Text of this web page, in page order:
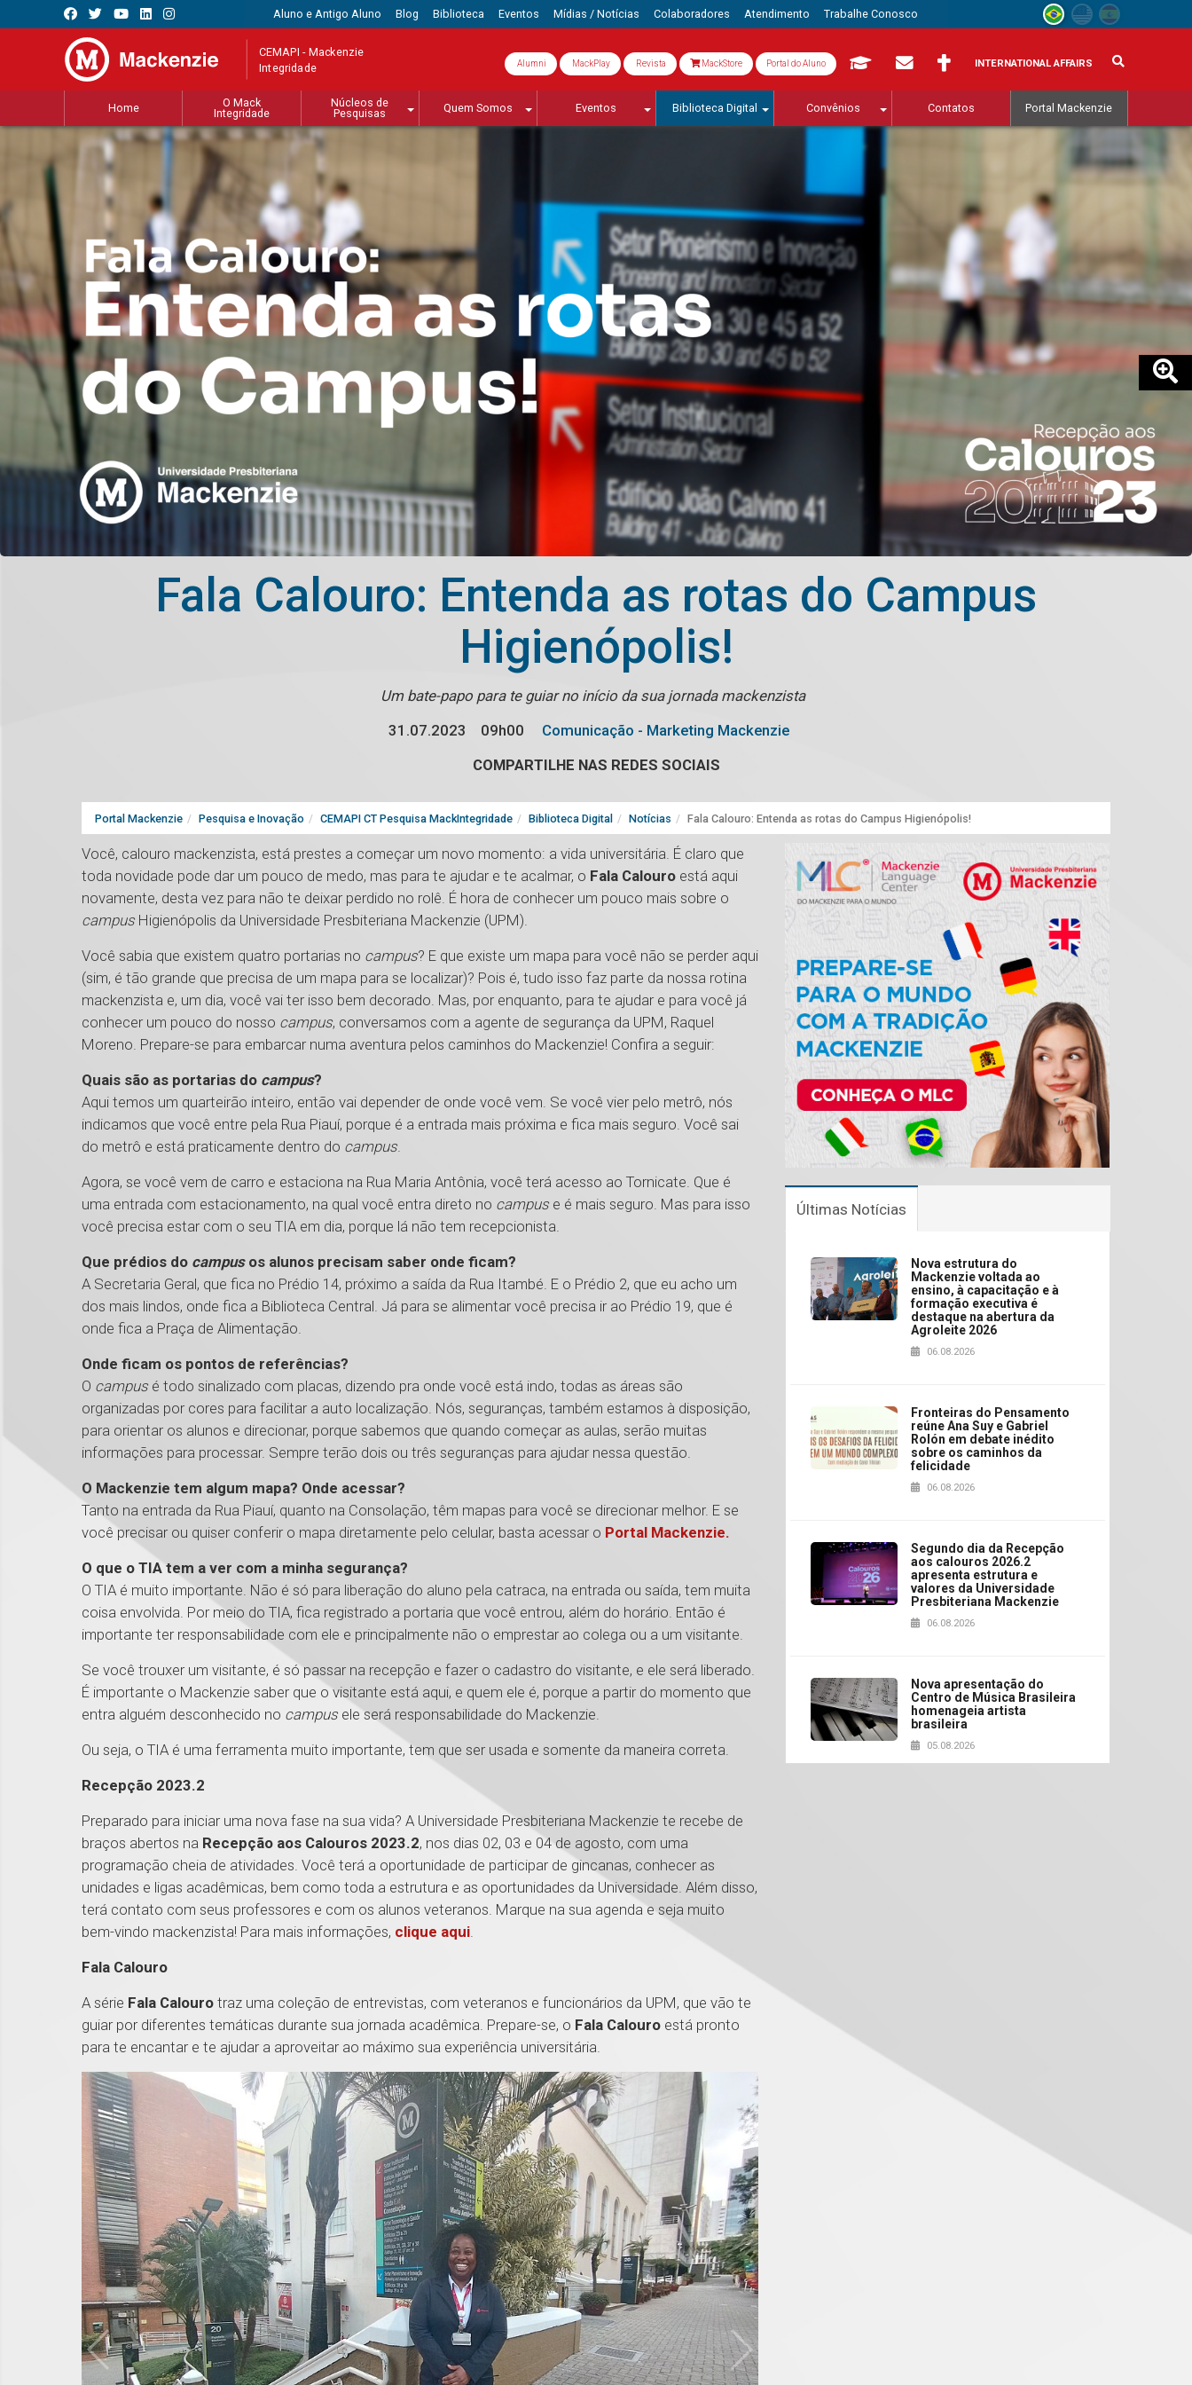
Aluno e Antigo Aluno Blog Biblioteca Eventos Mídias / Notícias Colaboradores Atendimento Trabalhe Conosco
CEMAPI - Mackenzie
Integridade Alumni MackPlay Revista MackStore Portal do Aluno INTERNATIONAL AFFAIRS
Home
O Mack
Integridade
Núcleos de
Pesquisas
Quem Somos Eventos Biblioteca Digital Convênios Contatos Portal Mackenzie
Fala Calouro: Entenda as rotas do Campus
Higienópolis!
Um bate-papo para te guiar no início da sua jornada mackenzista
31.07.2023
09h00
Comunicação - Marketing Mackenzie
COMPARTILHE NAS REDES SOCIAIS
Portal Mackenzie Pesquisa e Inovação CEMAPI CT Pesquisa MackIntegridade Biblioteca Digital Notícias Fala Calouro: Entenda as rotas do Campus Higienópolis!
Você, calouro mackenzista, está prestes a começar um novo momento: a vida universitária. É claro que
toda novidade pode dar um pouco de medo, mas para te ajudar e te acalmar, o Fala Calouro está aqui
novamente, desta vez para não te deixar perdido no rolê. É hora de conhecer um pouco mais sobre o
campus Higienópolis da Universidade Presbiteriana Mackenzie (UPM).
Você sabia que existem quatro portarias no campus? E que existe um mapa para você não se perder aqui
(sim, é tão grande que precisa de um mapa para se localizar)? Pois é, tudo isso faz parte da nossa rotina
mackenzista e, um dia, você vai ter isso bem decorado. Mas, por enquanto, para te ajudar e para você já
conhecer um pouco do nosso campus, conversamos com a agente de segurança da UPM, Raquel
Moreno. Prepare-se para embarcar numa aventura pelos caminhos do Mackenzie! Confira a seguir:
Quais são as portarias do campus?
Aqui temos um quarteirão inteiro, então vai depender de onde você vem. Se você vier pelo metrô, nós
indicamos que você entre pela Rua Piauí, porque é a entrada mais próxima e fica mais seguro. Você sai
do metrô e está praticamente dentro do campus.
Agora, se você vem de carro e estaciona na Rua Maria Antônia, você terá acesso ao Tornicate. Que é
uma entrada com estacionamento, na qual você entra direto no campus e é mais seguro. Mas para isso
você precisa estar com o seu TIA em dia, porque lá não tem recepcionista.
Que prédios do campusos alunos precisam saber onde ficam?
A Secretaria Geral, que fica no Prédio 14, próximo a saída da Rua Itambé. E o Prédio 2, que eu acho um
dos mais lindos, onde fica a Biblioteca Central. Já para se alimentar você precisa ir ao Prédio 19, que é
onde fica a Praça de Alimentação.
Onde ficam os pontos de referências?
O campus é todo sinalizado com placas, dizendo pra onde você está indo, todas as áreas são
organizadas por cores para facilitar a auto localização. Nós, seguranças, também estamos à disposição,
para orientar os alunos e direcionar, porque sabemos que quando começar as aulas, serão muitas
informações para processar. Sempre terão dois ou três seguranças para ajudar nessa questão.
O Mackenzie tem algum mapa? Onde acessar?
Tanto na entrada da Rua Piauí, quanto na Consolação, têm mapas para você se direcionar melhor. E se
você precisar ou quiser conferir o mapa diretamente pelo celular, basta acessar o Portal Mackenzie.
O que o TIA tem a ver com a minha segurança?
O TIA é muito importante. Não é só para liberação do aluno pela catraca, na entrada ou saída, tem muita
coisa envolvida. Por meio do TIA, fica registrado a portaria que você entrou, além do horário. Então é
importante ter responsabilidade com ele e principalmente não o emprestar ao colega ou a um visitante.
Se você trouxer um visitante, é só passar na recepção e fazer o cadastro do visitante, e ele será liberado.
É importante o Mackenzie saber que o visitante está aqui, e quem ele é, porque a partir do momento que
entra alguém desconhecido no campus ele será responsabilidade do Mackenzie.
Ou seja, o TIA é uma ferramenta muito importante, tem que ser usada e somente da maneira correta.
Recepção 2023.2
Preparado para iniciar uma nova fase na sua vida? A Universidade Presbiteriana Mackenzie te recebe de
braços abertos na Recepção aos Calouros 2023.2, nos dias 02, 03 e 04 de agosto, com uma
programação cheia de atividades. Você terá a oportunidade de participar de gincanas, conhecer as
unidades e ligas acadêmicas, bem como toda a estrutura e as oportunidades da Universidade. Além disso,
terá contato com seus professores e com os alunos veteranos. Marque na sua agenda e seja muito
bem-vindo mackenzista! Para mais informações, clique aqui.
Fala Calouro
A série Fala Calouro traz uma coleção de entrevistas, com veteranos e funcionários da UPM, que vão te
guiar por diferentes temáticas durante sua jornada acadêmica. Prepare-se, o Fala Calouro está pronto
para te encantar e te ajudar a aproveitar ao máximo sua experiência universitária.
Últimas Notícias
Nova estrutura do
Mackenzie voltada ao
ensino, à capacitação e à
formação executiva é
destaque na abertura da
Agroleite 2026
06.08.2026
Fronteiras do Pensamento
reúne Ana Suy e Gabriel
Rolón em debate inédito
sobre os caminhos da
felicidade
06.08.2026
Segundo dia da Recepção
aos calouros 2026.2
apresenta estrutura e
valores da Universidade
Presbiteriana Mackenzie
06.08.2026
Nova apresentação do
Centro de Música Brasileira
homenageia artista
brasileira
05.08.2026